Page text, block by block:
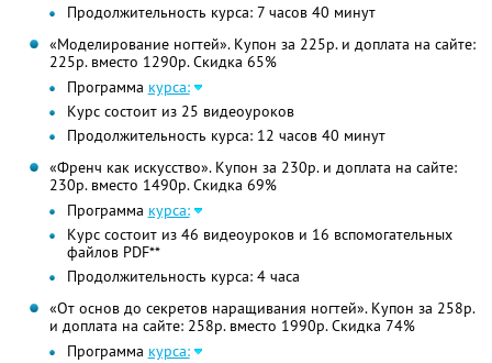
Продолжительность курса: 7 часов 40 минут
«Моделирование ногтей». Купон за 225р. и доплата на сайте:
225р. вместо 1290р. Скидка 65%
Программа курса:
Курс состоит из 25 видеоуроков
Продолжительность курса: 12 часов 40 минут
«Френч как искусство». Купон за 230р. и доплата на сайте:
230р. вместо 1490р. Скидка 69%
Программа курса:
Курс состоит из 46 видеоуроков и 16 вспомогательных
файлов PDF**
Продолжительность курса: 4 часа
«От основ до секретов наращивания ногтей». Купон за 258р.
и доплата на сайте: 258р. вместо 1990р. Скидка 74%
Программа курса: